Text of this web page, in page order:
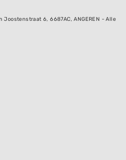
Joostenstraat 6, 6687AC, ANGEREN - Alle